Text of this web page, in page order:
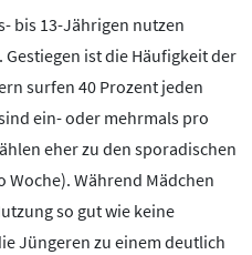
bis 13-Jährigen nutzen
ist die Häufigkeit der
surfen 40 Prozent jeden
ein- oder mehrmals pro
eher zu den sporadischen
Während Mädchen
so gut wie keine
Jüngeren zu einem deutlich